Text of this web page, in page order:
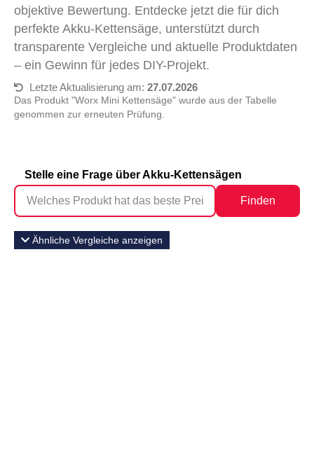
objektive Bewertung. Entdecke jetzt die für dich
perfekte Akku-Kettensäge, unterstützt durch
transparente Vergleiche und aktuelle Produktdaten
– ein Gewinn für jedes DIY-Projekt.
Letzte Aktualisierung am: 27.07.2026
Das Produkt "Worx Mini Kettensäge" wurde aus der Tabelle
genommen zur erneuten Prüfung.
Stelle eine Frage über Akku-Kettensägen
Finden
Ähnliche Vergleiche anzeigen